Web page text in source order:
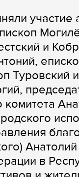
и
Туровский
комитета
в